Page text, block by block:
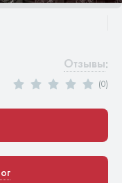
Отзывы:
(0)